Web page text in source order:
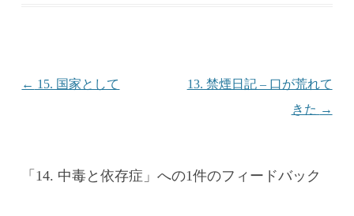
投稿ナビゲーション
← 15. 国家として
13. 禁煙日記 – 口が荒れて
きた →
「 14. 中毒と依存症 」への1件のフィードバック